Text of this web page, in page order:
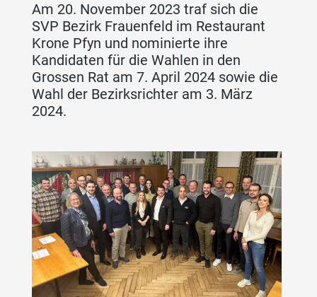
Am 20. November 2023 traf sich die
SVP Bezirk Frauenfeld im Restaurant
Krone Pfyn und nominierte ihre
Kandidaten für die Wahlen in den
Grossen Rat am 7. April 2024 sowie die
Wahl der Bezirksrichter am 3. März
2024.